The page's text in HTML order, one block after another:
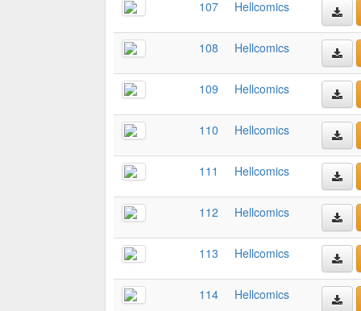
107 Hellcomics
108 Hellcomics
109 Hellcomics
110 Hellcomics
111 Hellcomics
112 Hellcomics
113 Hellcomics
114 Hellcomics